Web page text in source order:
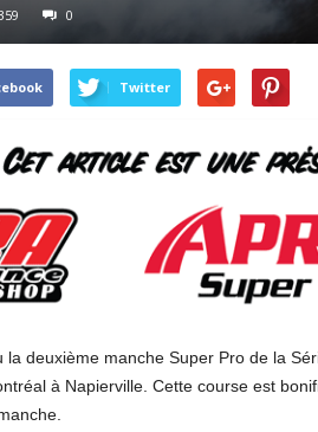
0
Twitter
la deuxième manche Super Pro de la
à Napierville. Cette course est